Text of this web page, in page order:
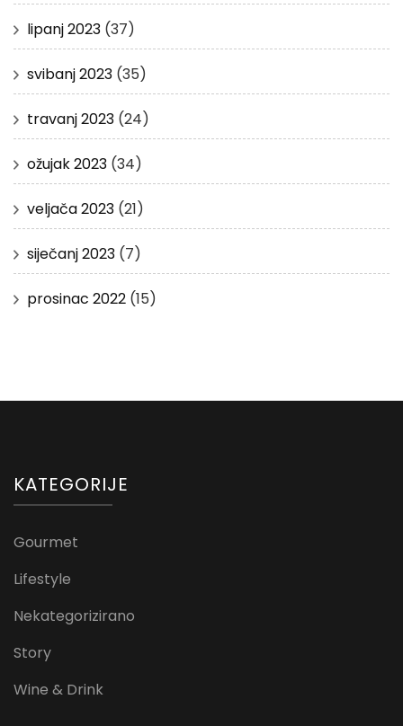
lipanj 2023 (37)
svibanj 2023 (35)
travanj 2023 (24)
ožujak 2023 (34)
veljača 2023 (21)
siječanj 2023 (7)
prosinac 2022 (15)
KATEGORIJE
Gourmet
Lifestyle
Nekategorizirano
Story
Wine & Drink